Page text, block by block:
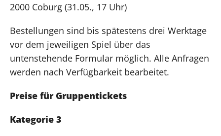
2000 Coburg (31.05., 17 Uhr)
Bestellungen sind bis spätestens drei Werktage
vor dem jeweiligen Spiel über das
untenstehende Formular möglich. Alle Anfragen
werden nach Verfügbarkeit bearbeitet.
Preise für Gruppentickets
Kategorie 3